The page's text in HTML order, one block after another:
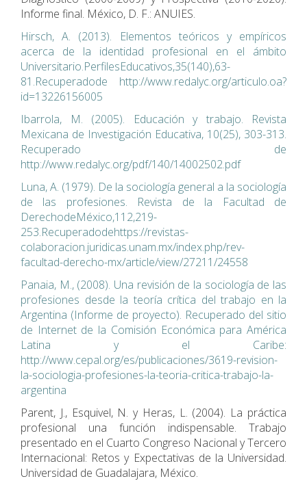
Informe final. México, D. F.: ANUIES.
Hirsch, A. (2013). Elementos teóricos y empíricos
acerca de la identidad profesional en el ámbito
Universitario.PerfilesEducativos,35(140),63-
81.Recuperadode http://www.redalyc.org/articulo.oa?
id=13226156005
Ibarrola, M. (2005). Educación y trabajo. Revista
Mexicana de Investigación Educativa, 10(25), 303-313.
Recuperado de
http://www.redalyc.org/pdf/140/14002502.pdf
Luna, A. (1979). De la sociología general a la sociología
de las profesiones. Revista de la Facultad de
DerechodeMéxico,112,219-
253.Recuperadodehttps://revistas-
colaboracion.juridicas.unam.mx/index.php/rev-
facultad-derecho-mx/article/view/27211/24558
Panaia, M., (2008). Una revisión de la sociología de las
profesiones desde la teoría crítica del trabajo en la
Argentina (Informe de proyecto). Recuperado del sitio
de Internet de la Comisión Económica para América
Latina y el Caribe:
http://www.cepal.org/es/publicaciones/3619-revision-
la-sociologia-profesiones-la-teoria-critica-trabajo-la-
argentina
Parent, J., Esquivel, N. y Heras, L. (2004). La práctica
profesional una función indispensable. Trabajo
presentado en el Cuarto Congreso Nacional y Tercero
Internacional: Retos y Expectativas de la Universidad.
Universidad de Guadalajara, México.